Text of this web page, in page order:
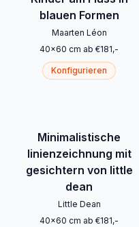
blauen Formen
Maarten Léon
40x60 cm ab €181,-
Konfigurieren
Minimalistische
linienzeichnung mit
gesichtern von little
dean
Little Dean
40x60 cm ab €181,-